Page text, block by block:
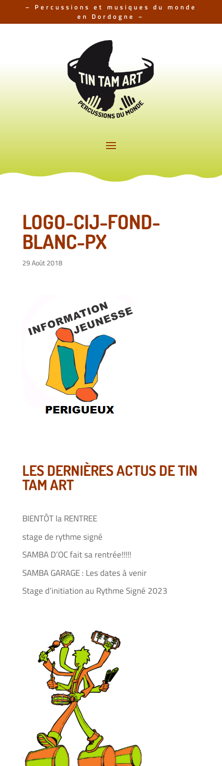
– Percussions et musiques du monde
en Dordogne –
LOGO-CIJ-FOND-
BLANC-PX
29 Août 2018
LES DERNIÈRES ACTUS DE TIN
TAM ART
BIENTÔT la RENTREE
stage de rythme signé
SAMBA D’OC fait sa rentrée!!!!!
SAMBA GARAGE : Les dates à venir
Stage d’initiation au Rythme Signé 2023